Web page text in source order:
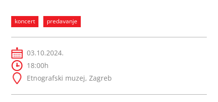
koncert predavanje
03.10.2024.
18:00h
Etnografski muzej, Zagreb